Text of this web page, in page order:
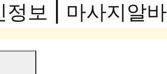
보 | 마사지알바